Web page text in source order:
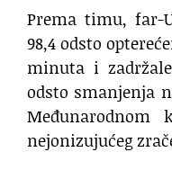
Prema timu, far-
98,4 odsto
minuta i
odsto smanjenja
nejonizujućeg